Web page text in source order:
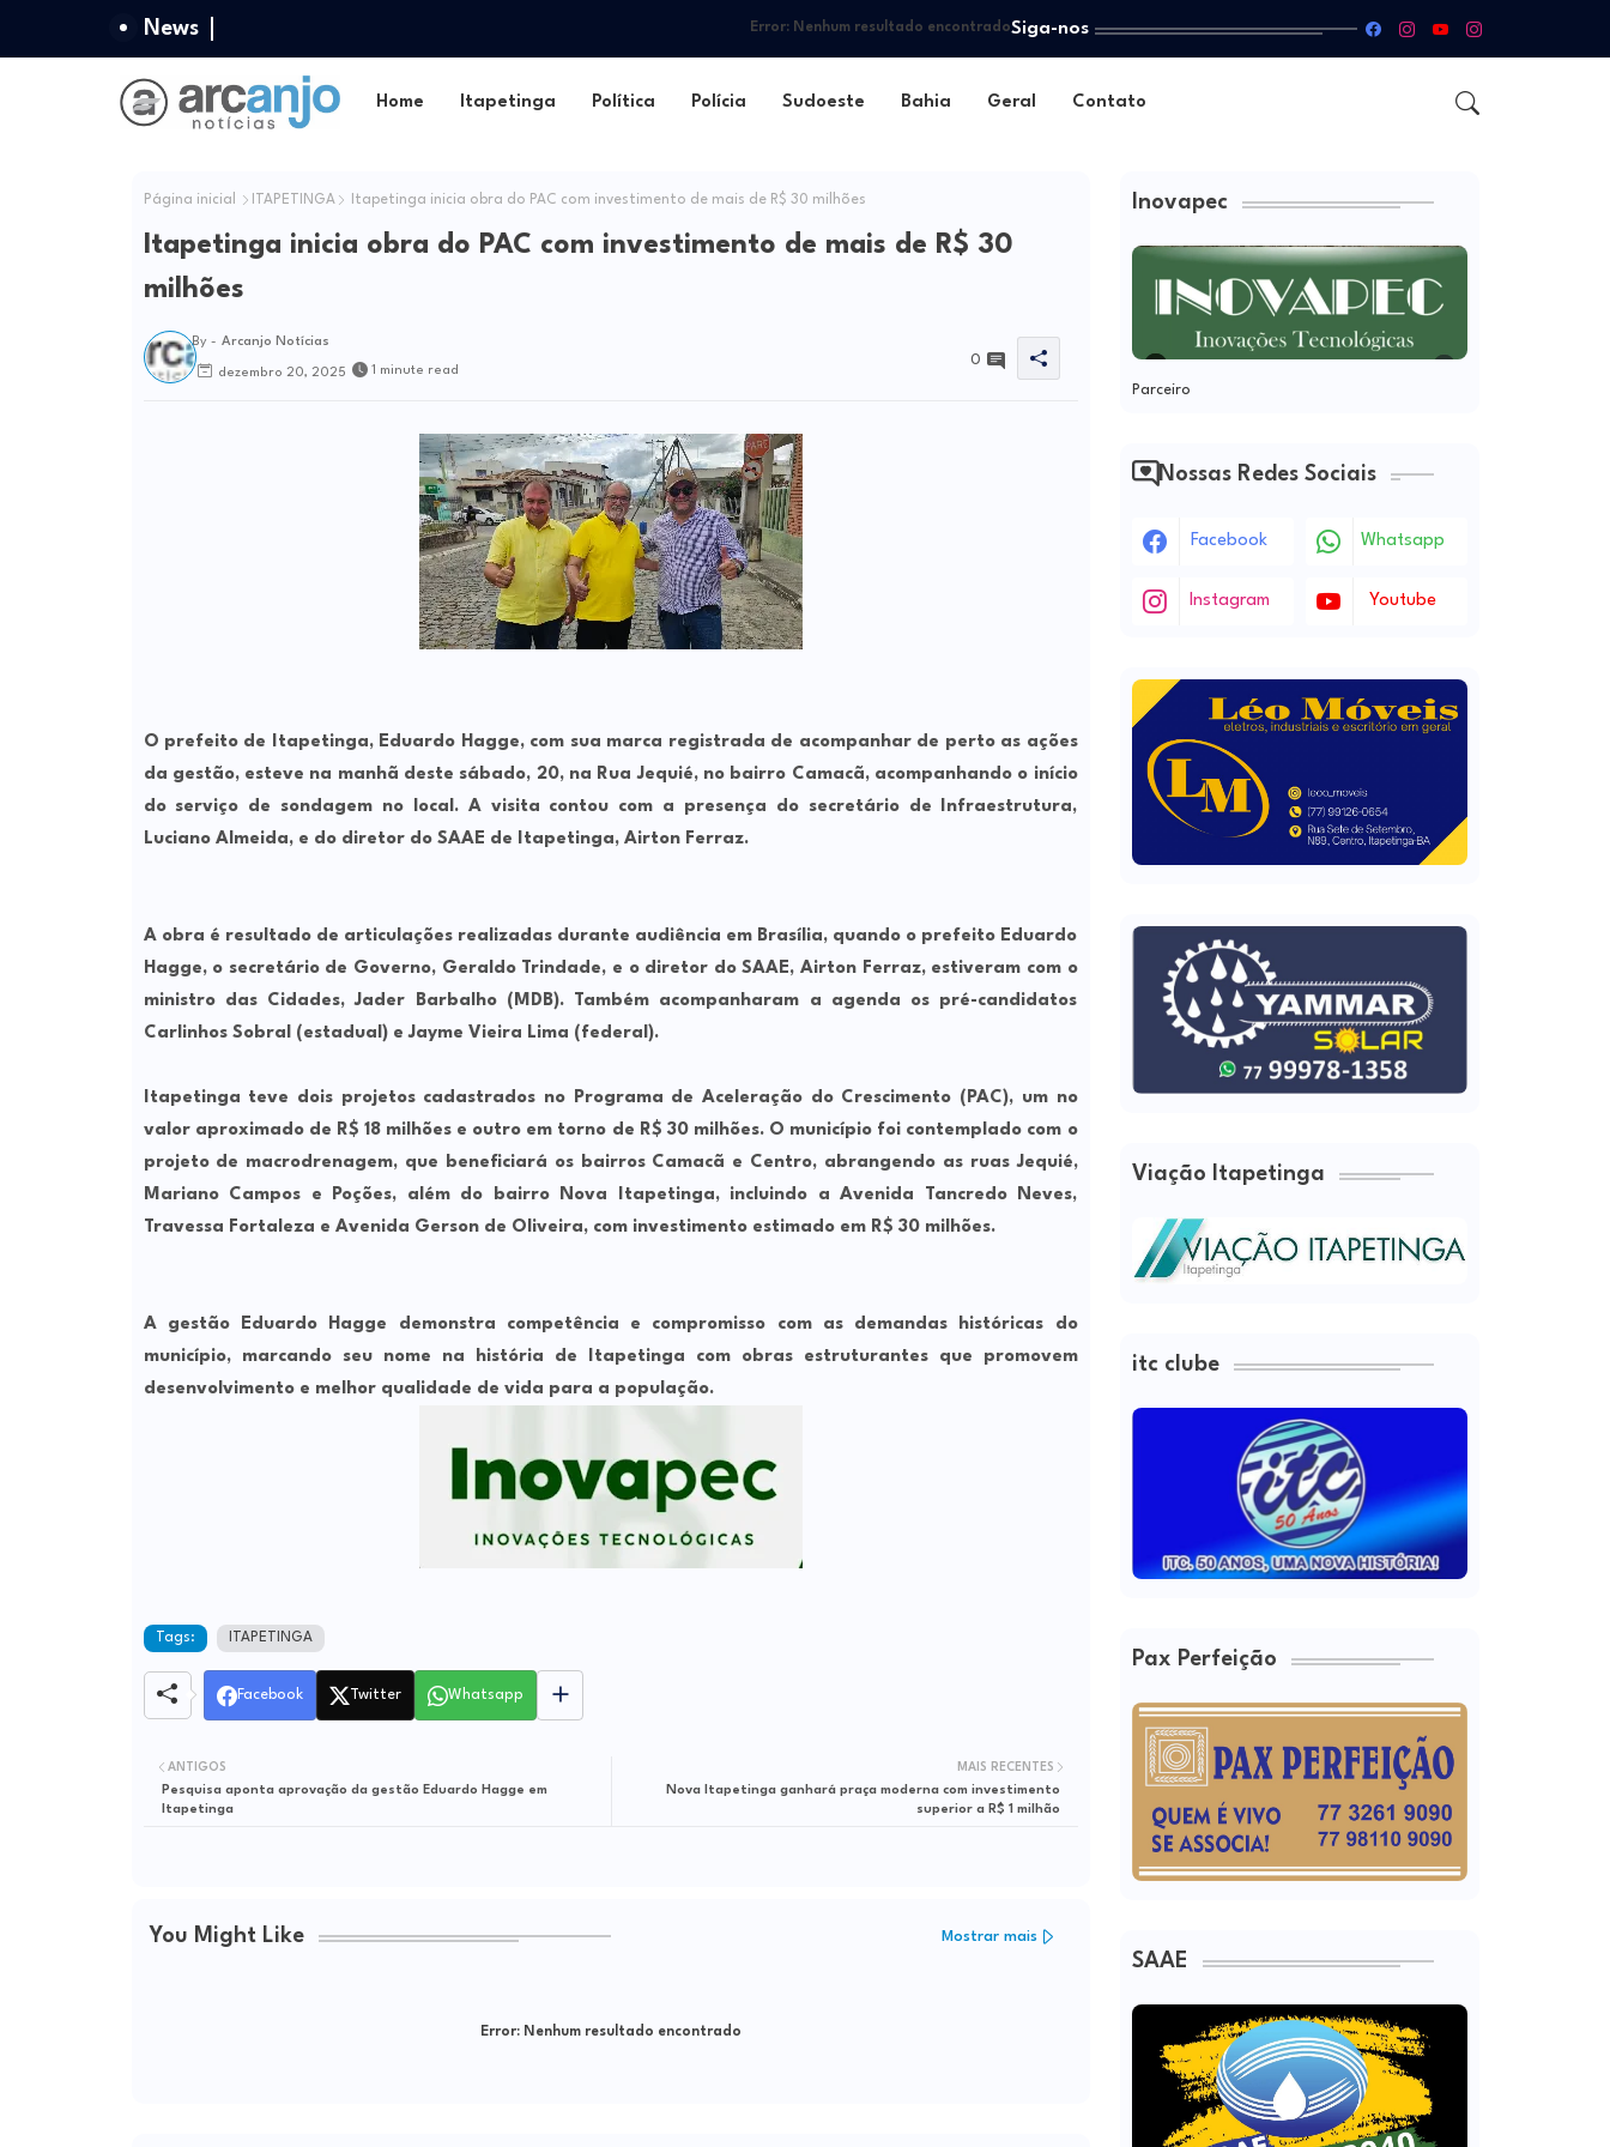
News Error:Nenhum resultado encontradoSiga-nos
Home Itapetinga Política Polícia Sudoeste Bahia Geral Contato
Página inicial ITAPETINGA Itapetinga inicia obra do PAC com investimento de mais de R$ 30 milhões
Itapetinga inicia obra do PAC com investimento de mais de R$ 30
milhões
By - Arcanjo Notícias
dezembro 20, 2025 1 minute read
0
O prefeito de Itapetinga, Eduardo Hagge, com sua marca registrada de acompanhar de perto as ações
da gestão, esteve na manhã deste sábado, 20, na Rua Jequié, no bairro Camacã, acompanhando o início
do serviço de sondagem no local. A visita contou com a presença do secretário de Infraestrutura,
Luciano Almeida, e do diretor do SAAE de Itapetinga, Airton Ferraz.
A obra é resultado de articulações realizadas durante audiência em Brasília, quando o prefeito Eduardo
Hagge, o secretário de Governo, Geraldo Trindade, e o diretor do SAAE, Airton Ferraz, estiveram com o
ministro das Cidades, Jader Barbalho (MDB). Também acompanharam a agenda os pré-candidatos
Carlinhos Sobral (estadual) e Jayme Vieira Lima (federal).
Itapetinga teve dois projetos cadastrados no Programa de Aceleração do Crescimento (PAC), um no
valor aproximado de R$ 18 milhões e outro em torno de R$ 30 milhões. O município foi contemplado com o
projeto de macrodrenagem, que beneficiará os bairros Camacã e Centro, abrangendo as ruas Jequié,
Mariano Campos e Poções, além do bairro Nova Itapetinga, incluindo a Avenida Tancredo Neves,
Travessa Fortaleza e Avenida Gerson de Oliveira, com investimento estimado em R$ 30 milhões.
A gestão Eduardo Hagge demonstra competência e compromisso com as demandas históricas do
município, marcando seu nome na história de Itapetinga com obras estruturantes que promovem
desenvolvimento e melhor qualidade de vida para a população.
Tags: ITAPETINGA
Facebook Twitter Whatsapp
MAIS RECENTES
Nova Itapetinga ganhará praça moderna com investimento
superior a R$ 1 milhão
ANTIGOS
Pesquisa aponta aprovação da gestão Eduardo Hagge em
Itapetinga
You Might Like Mostrar mais
Error:Nenhum resultado encontrado
Inovapec
Parceiro
Nossas Redes Sociais
Facebook Whatsapp
Instagram Youtube
Viação Itapetinga
itc clube
Pax Perfeição
SAAE